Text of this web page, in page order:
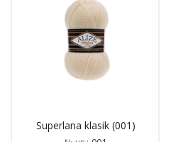
Superlana klasik (001)